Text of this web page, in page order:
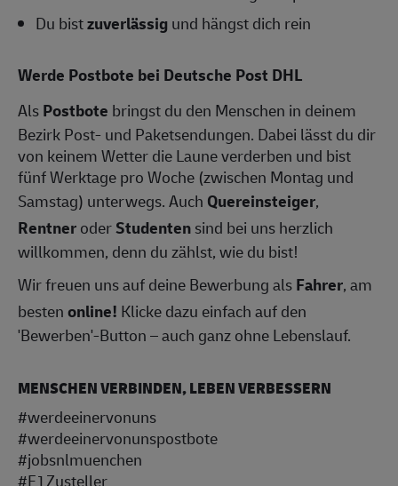
Du bistzuverlässigund hängst dich rein
Werde Postbote bei Deutsche Post DHL
AlsPostbote bringst du den Menschen in deinem
Bezirk Post- und Paketsendungen. Dabei lässt du dir
von keinem Wetter die Laune verderben und bist
fünf Werktage pro Woche (zwischen Montag und
Samstag) unterwegs. Auch Quereinsteiger,
RentneroderStudentensind bei uns herzlich
willkommen, denn du zählst, wie du bist!
Wir freuen uns auf deine Bewerbung alsFahrer, am
bestenonline! Klicke dazu einfach auf den
'Bewerben'-Button – auch ganz ohne Lebenslauf.
MENSCHEN VERBINDEN, LEBEN VERBESSERN
#werdeeinervonuns
#werdeeinervonunspostbote
#jobsnlmuenchen
#F1Zusteller